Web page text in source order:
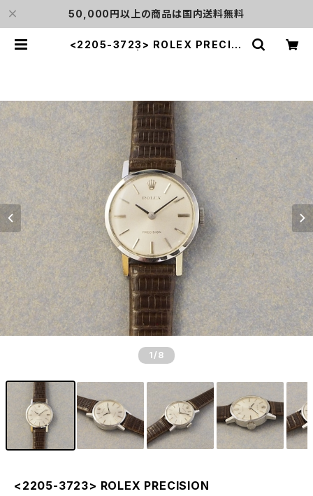
50,000円以上の商品は国内送料無料
<2205-3723> ROLEX PRECISI
1 /8
<2205-3723> ROLEX PRECISION